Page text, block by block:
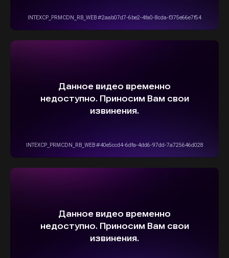
Информация на сайте не является